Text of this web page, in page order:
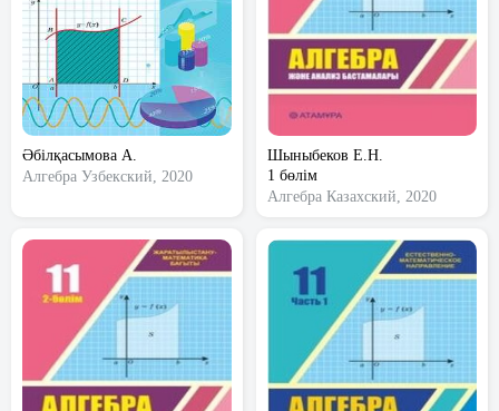
Әбілқасымова А.
Алгебра Узбекский, 2020
Шыныбеков Е.Н.
1 бөлім
Алгебра Казахский, 2020